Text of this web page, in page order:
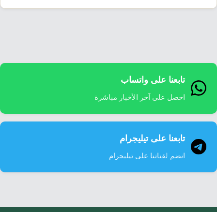
تقارير صور
فيديو تابعنا على واتساب
احصل على آخر الأخبار مباشرة
تابعنا على تيليجرام
انضم لقناتنا على تيليجرام